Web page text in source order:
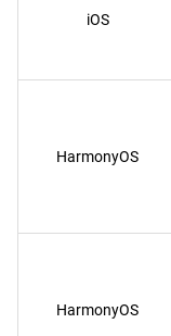
iOS
HarmonyOS
HarmonyOS